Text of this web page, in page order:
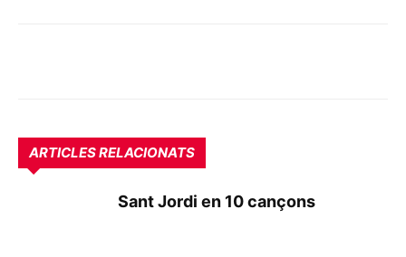
ARTICLES RELACIONATS
Sant Jordi en 10 cançons